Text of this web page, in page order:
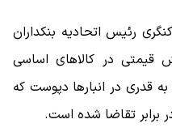
رئیس اتحادیه بنکداران
قیمتی در کالاهای اساسی
قدری در انبارها دپوست که
برابر تقاضا شده است.